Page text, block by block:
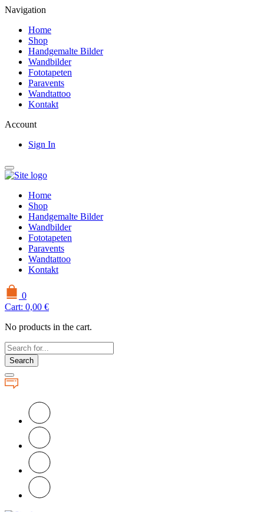
Navigation
Home
Shop
Handgemalte Bilder
Wandbilder
Fototapeten
Paravents
Wandtattoo
Kontakt
Account
Sign In
Home
Shop
Handgemalte Bilder
Wandbilder
Fototapeten
Paravents
Wandtattoo
Kontakt
0
Cart: 0,00 €
No products in the cart.
Search